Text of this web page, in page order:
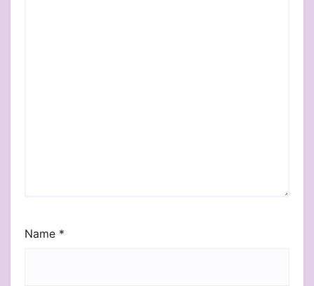
Name *